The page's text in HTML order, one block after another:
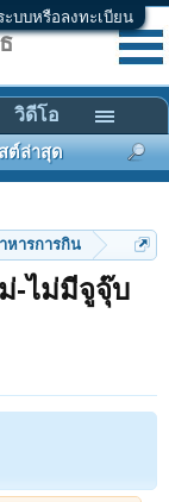
ะบบหรือลงทะเบียน
หารการกิน
-ไม่มีจูจุ๊บ
ต์ล่าสุด
วิดีโอ